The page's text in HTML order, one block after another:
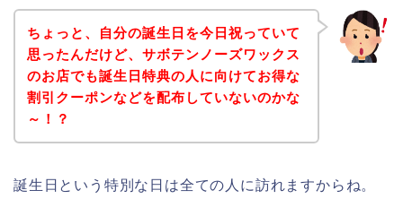
ちょっと、自分の誕生日を今日祝っていて
思ったんだけど、サボテンノーズワックス
のお店でも誕生日特典の人に向けてお得な
割引クーポンなどを配布していないのかな
～！？
誕生日という特別な日は全ての人に訪れますからね。